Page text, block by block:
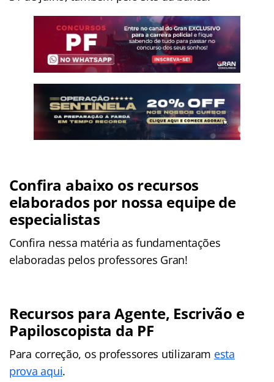
Confira abaixo os recursos
elaborados por nossa equipe de
especialistas
Confira nessa matéria as fundamentações
elaboradas pelos professores Gran!
Recursos para Agente, Escrivão e
Papiloscopista da PF
Para correção, os professores utilizaram esta
prova aqui.